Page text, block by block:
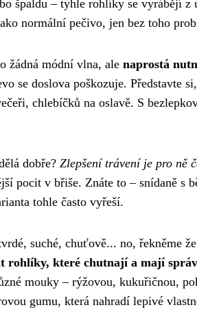
špaldu – tyhle rohlíky se vyrábějí z
normální pečivo, jen bez toho
žádná módní vlna, ale naprostá
se doslova poškozuje. Představte
chlebíčků na oslavě. S
dobře? Zlepšení trávení je pro ně
pocit v břiše. Znáte to – snídaně s
tohle často vyřeší.
suché, chuťově... no, řekněme
rohlíky, které chutnají a mají
mouky – rýžovou, kukuřičnou,
gumu, která nahradí lepivé